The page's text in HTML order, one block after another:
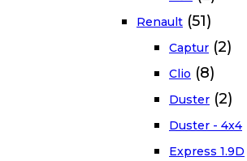
Renault (51)
Captur (2)
Clio (8)
Duster (2)
Duster - 4x4
Express 1.9D